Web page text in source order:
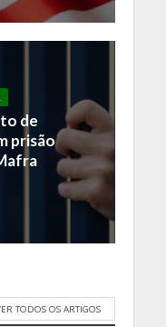
de
prisão
TODOS OS ARTIGOS